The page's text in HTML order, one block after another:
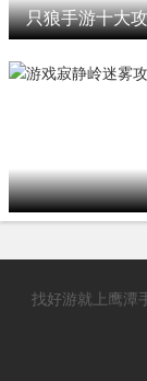
只狼手游十大
找好游就上鹰潭